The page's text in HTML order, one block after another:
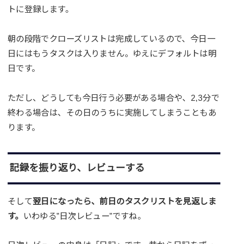
トに登録します。
朝の段階でクローズリストは完成しているので、今日一
日にはもうタスクは入りません。ゆえにデフォルトは明
日です。
ただし、どうしても今日行う必要がある場合や、2,3分で
終わる場合は、その日のうちに実施してしまうこともあ
ります。
記録を振り返り、レビューする
そして翌日になったら、前日のタスクリストを見返しま
す。
いわゆる”日次レビュー”ですね。